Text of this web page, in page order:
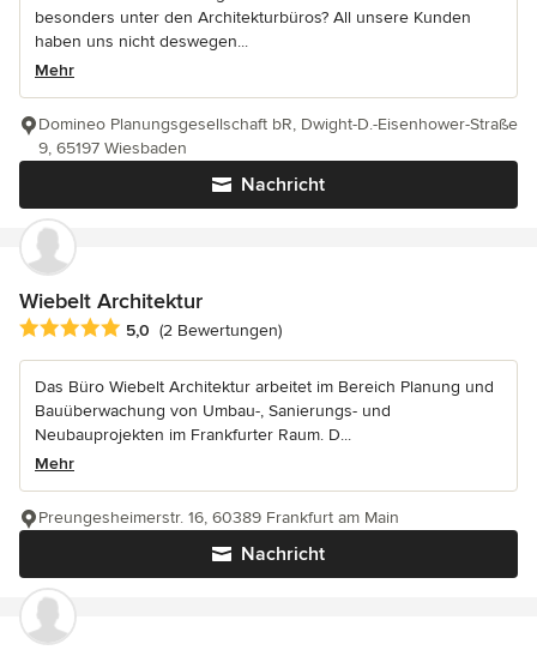
besonders unter den Architekturbüros? All unsere Kunden
haben uns nicht deswegen...
Mehr
Nachricht
Domineo Planungsgesellschaft bR, Dwight-D.-Eisenhower-Straße
9, 65197 Wiesbaden
Wiebelt Architektur
Durchschnittliche Bewertung: 5 von 5 Sternen
5,0 (2 Bewertungen)
Das Büro Wiebelt Architektur arbeitet im Bereich Planung und
Bauüberwachung von Umbau-, Sanierungs- und
Neubauprojekten im Frankfurter Raum. D...
Mehr
Nachricht
Preungesheimerstr. 16, 60389 Frankfurt am Main